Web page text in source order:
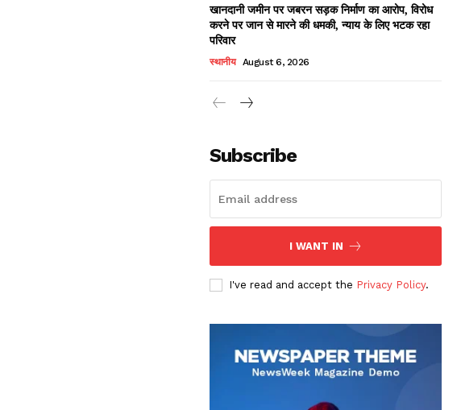
खानदानी जमीन पर जबरन सड़क निर्माण का आरोप, विरोध
करने पर जान से मारने की धमकी, न्याय के लिए भटक रहा
परिवार
स्थानीय August 6, 2026
Subscribe
I WANT IN
I've read and accept the Privacy Policy.